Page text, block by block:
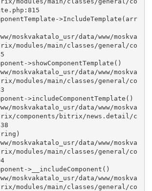
>IncludeTemplate(arr
modules/main/classes/general/co
>showComponentTemplate()
modules/main/classes/general/co
>includeComponentTemplate()
components/bitrix/news.detail/c
modules/main/classes/general/co
>__includeComponent()
modules/main/classes/general/co